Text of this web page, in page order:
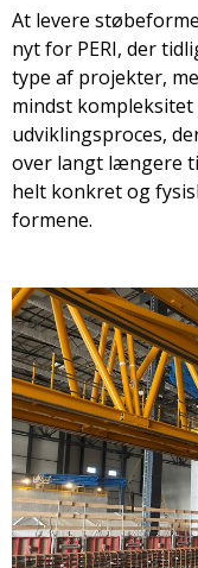
At levere
nyt for PERI, der
type af projekter,
mindst
udviklingsproces,
over langt længere
helt konkret og
formene.